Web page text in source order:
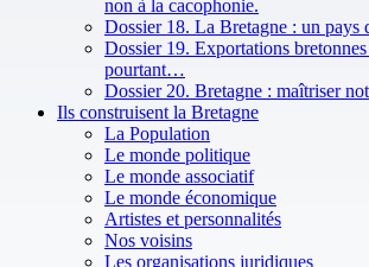
non à la cacophonie.
Dossier 18. La Bretagne : un pays
Dossier 19. Exportations
pourtant…
Dossier 20. Bretagne : maîtriser
Ils construisent la Bretagne
La Population
Le monde politique
Le monde associatif
Le monde économique
Artistes et personnalités
Nos voisins
Les organisations juridiques